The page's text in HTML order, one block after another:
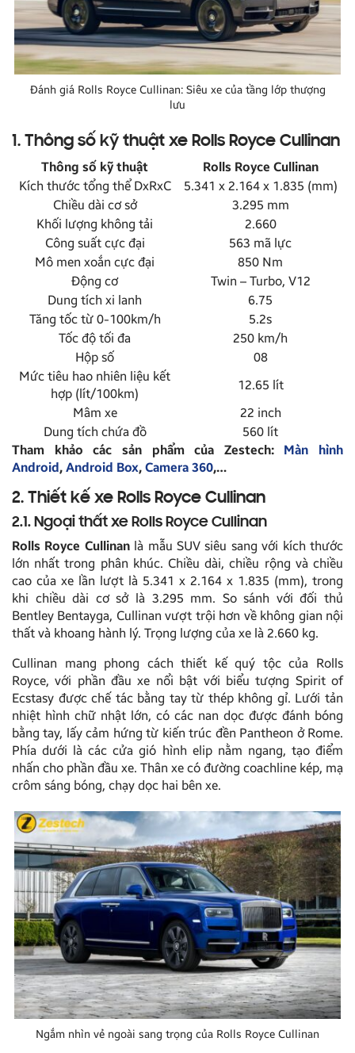
Đánh giá Rolls Royce Cullinan: Siêu xe của tầng lớp thượng
lưu
1. Thông số kỹ thuật xe Rolls Royce Cullinan
Thông số kỹ thuật
Rolls Royce Cullinan
Kích thước tổng thể DxRxC
5.341 x 2.164 x 1.835 (mm)
Chiều dài cơ sở
3.295 mm
Khối lượng không tải
2.660
Công suất cực đại
563 mã lực
Mô men xoắn cực đại
850 Nm
Động cơ
Twin – Turbo, V12
Dung tích xi lanh
6.75
Tăng tốc từ 0-100km/h
5.2s
Tốc độ tối đa
250 km/h
Hộp số
08
Mức tiêu hao nhiên liệu kết
hợp (lít/100km)
12.65 lít
Mâm xe
22 inch
Dung tích chứa đồ
560 lít
Tham khảo các sản phẩm của Zestech: Màn hình
Android, Android Box, Camera 360,…
2. Thiết kế xe Rolls Royce Cullinan
2.1. Ngoại thất xe Rolls Royce Cullinan
Rolls Royce Cullinanlà mẫu SUV siêu sang với kích thước
lớn nhất trong phân khúc. Chiều dài, chiều rộng và chiều
cao của xe lần lượt là 5.341 x 2.164 x 1.835 (mm), trong
khi chiều dài cơ sở là 3.295 mm. So sánh với đối thủ
Bentley Bentayga, Cullinan vượt trội hơn về không gian nội
thất và khoang hành lý. Trọng lượng của xe là 2.660 kg.
Cullinan mang phong cách thiết kế quý tộc của Rolls
Royce, với phần đầu xe nổi bật với biểu tượng Spirit of
Ecstasy được chế tác bằng tay từ thép không gỉ. Lưới tản
nhiệt hình chữ nhật lớn, có các nan dọc được đánh bóng
bằng tay, lấy cảm hứng từ kiến trúc đền Pantheon ở Rome.
Phía dưới là các cửa gió hình elip nằm ngang, tạo điểm
nhấn cho phần đầu xe. Thân xe có đường coachline kép, mạ
crôm sáng bóng, chạy dọc hai bên xe.
Ngắm nhìn vẻ ngoài sang trọng của Rolls Royce Cullinan